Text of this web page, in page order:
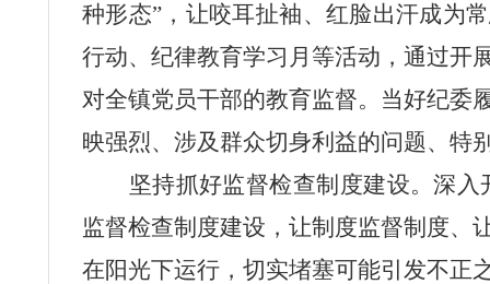
种形态”，让咬耳扯袖、红脸出汗成为
行动、纪律教育学习月等活动，通过开
对全镇党员干部的教育监督。当好纪委
映强烈、涉及群众切身利益的问题、特
坚持抓好监督检查制度建设。深入
监督检查制度建设，让制度监督制度、
在阳光下运行，切实堵塞可能引发不正